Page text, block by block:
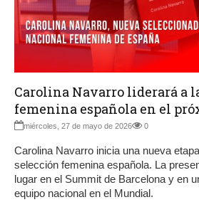
Carolina Navarro liderará a
femenina española en el
miércoles, 27 de mayo de 2026 0
Carolina Navarro inicia una nueva
selección femenina española. La
lugar en el Summit de Barcelona y en
equipo nacional en el Mundial.